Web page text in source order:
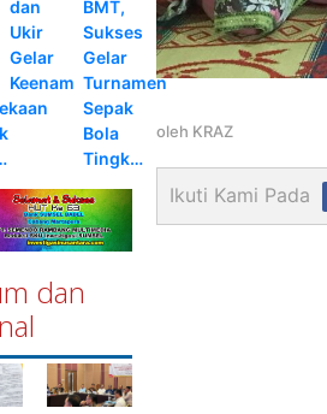
dan
Ukir
Gelar
Keenam
BMT,
Sukses
Gelar
Turnamen
Sepak
Bola
Tingk…
dan
oleh KRAZ
Ikuti Kami Pada